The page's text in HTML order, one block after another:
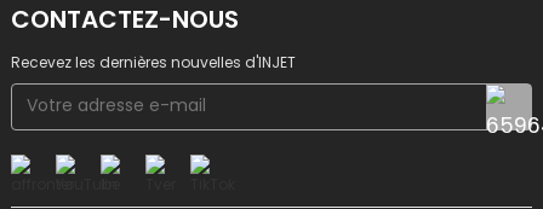
CONTACTEZ-NOUS
Recevez les dernières nouvelles d'INJET